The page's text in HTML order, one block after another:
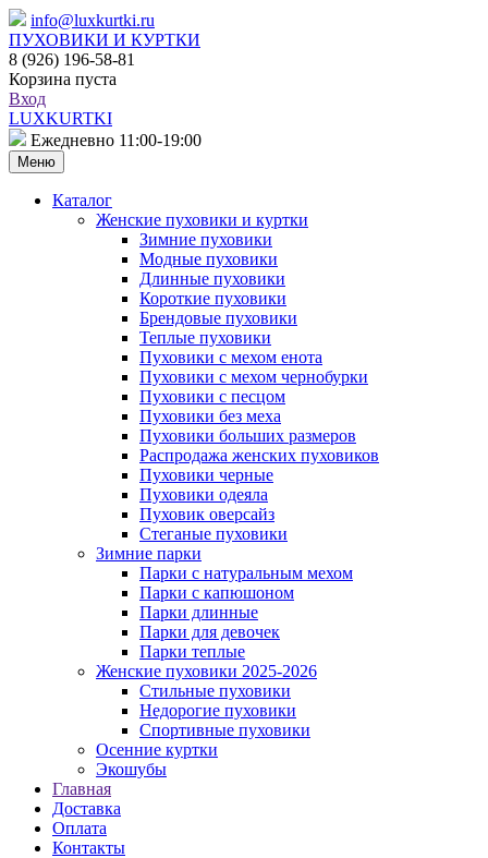
info@luxkurtki.ru
ПУХОВИКИ И КУРТКИ
8 (926) 196-58-81
Корзина пуста
Вход
LUXKURTKI
Ежедневно 11:00-19:00
Меню
Каталог
Женские пуховики и куртки
Зимние пуховики
Модные пуховики
Длинные пуховики
Короткие пуховики
Брендовые пуховики
Теплые пуховики
Пуховики с мехом енота
Пуховики с мехом чернобурки
Пуховики с песцом
Пуховики без меха
Пуховики больших размеров
Распродажа женских пуховиков
Пуховики черные
Пуховики одеяла
Пуховик оверсайз
Стеганые пуховики
Зимние парки
Парки с натуральным мехом
Парки с капюшоном
Парки длинные
Парки для девочек
Парки теплые
Женские пуховики 2025-2026
Стильные пуховики
Недорогие пуховики
Спортивные пуховики
Осенние куртки
Экошубы
Главная
Доставка
Оплата
Контакты